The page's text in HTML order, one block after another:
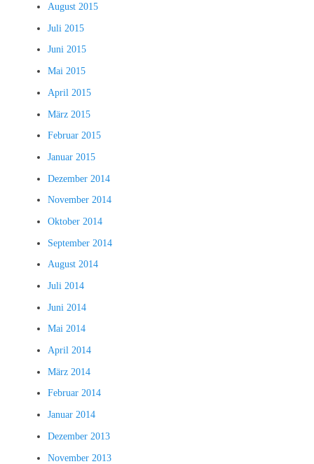
August 2015
Juli 2015
Juni 2015
Mai 2015
April 2015
März 2015
Februar 2015
Januar 2015
Dezember 2014
November 2014
Oktober 2014
September 2014
August 2014
Juli 2014
Juni 2014
Mai 2014
April 2014
März 2014
Februar 2014
Januar 2014
Dezember 2013
November 2013